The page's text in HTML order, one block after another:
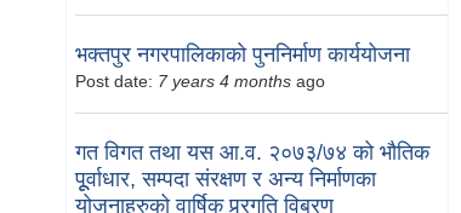
भक्तपुर नगरपालिकाको पुननिर्माण कार्ययोजना
Post date: 7 years 4 months ago
गत विगत तथा यस आ.व. २०७३/७४ को भौतिक
पूूर्वाधार, सम्पदा संरक्षण र अन्य निर्माणका
योजनाहरुको वार्षिक प्र्रगति विबरण